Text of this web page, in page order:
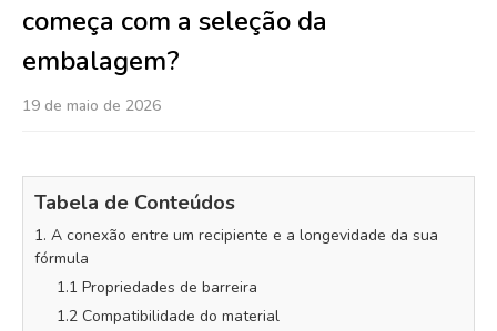
começa com a seleção da
embalagem?
19 de maio de 2026
Tabela de Conteúdos
1. A conexão entre um recipiente e a longevidade da sua
fórmula
1.1 Propriedades de barreira
1.2 Compatibilidade do material